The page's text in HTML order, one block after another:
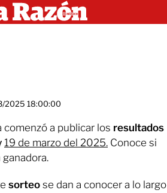
2025 18:00:00
comenzó a publicar los resultados
19 de marzo del 2025. Conoce si
sorteo se dan a conocer a lo largo